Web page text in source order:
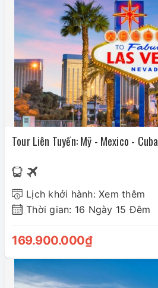
Tour Liên Tuyến: Mỹ - Mexico - Cuba
Lịch khởi hành: Xem thêm
Thời gian: 16 Ngày 15 Đêm
169.900.000₫